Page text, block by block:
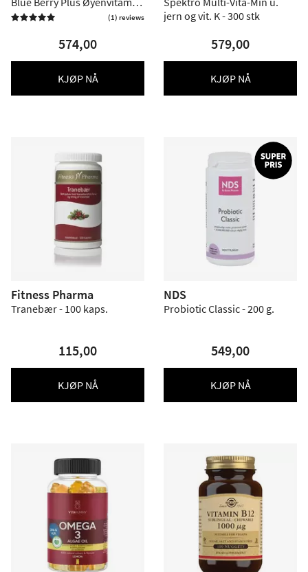
- 240 tabl.
 (1) reviews
574,00
KJØP NÅ
jern og vit. K - 300 stk
579,00
KJØP NÅ
Fitness Pharma
Tranebær - 100 kaps.
115,00
KJØP NÅ
NDS
Probiotic Classic - 200 g.
549,00
KJØP NÅ